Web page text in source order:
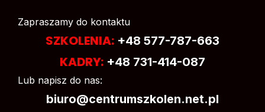
Zapraszamy do kontaktu
SZKOLENIA: +48 577-787-663
KADRY: +48 731-414-087
Lub napisz do nas:
biuro@centrumszkolen.net.pl